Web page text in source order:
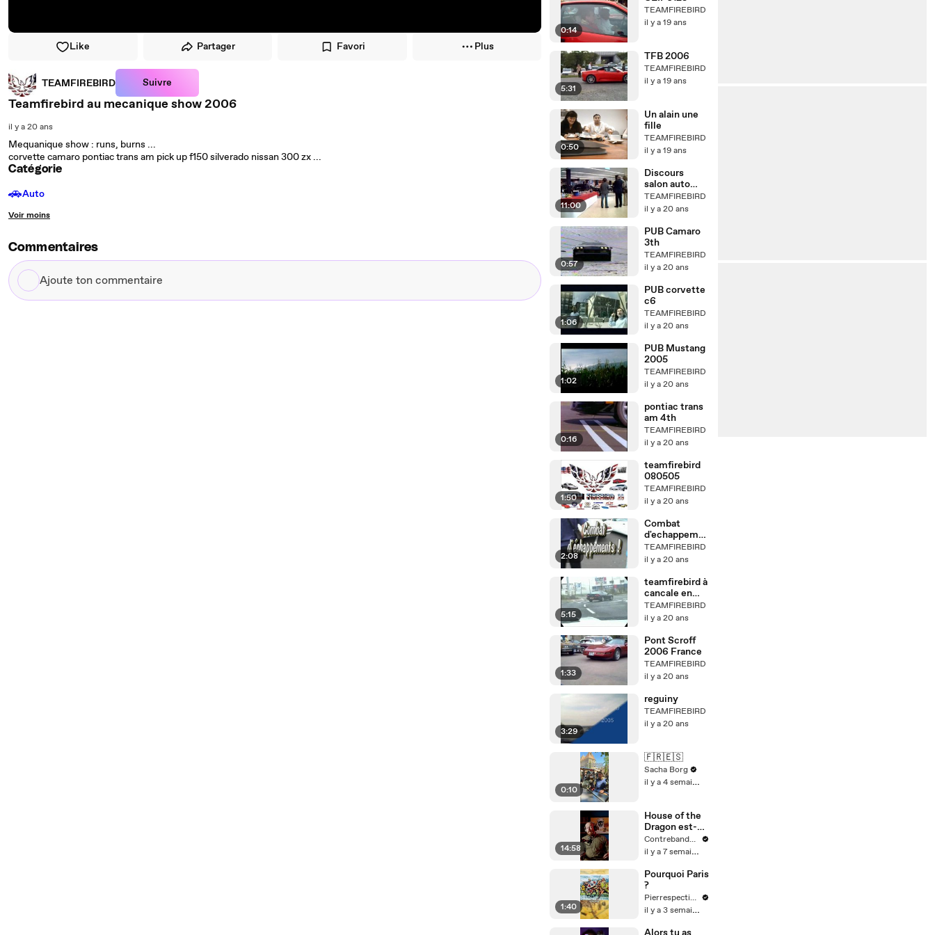
Like Partager Favori Plus
TEAMFIREBIRD Suivre
Teamfirebird au mecanique show 2006
il y a 20 ans
Mequanique show : runs, burns ...
corvette camaro pontiac trans am pick up f150 silverado nissan 300 zx ...
Catégorie
🚗Auto
Voir moins
Commentaires
Ajoute
ton
0:14
TEAMFIREBIRD
il y a 19 ans
5:31
TFB 2006
TEAMFIREBIRD
il y a 19 ans
0:50
Un alain une
fille
TEAMFIREBIRD
il y a 19 ans
11:00
Discours
salon auto
Brest
TEAMFIREBIRD
il y a 20 ans
0:57
PUB Camaro
3th
TEAMFIREBIRD
il y a 20 ans
1:06
PUB corvette
c6
TEAMFIREBIRD
il y a 20 ans
1:02
PUB Mustang
2005
TEAMFIREBIRD
il y a 20 ans
0:16
pontiac trans
am 4th
TEAMFIREBIRD
il y a 20 ans
1:50
teamfirebird
080505
TEAMFIREBIRD
il y a 20 ans
2:08
Combat
d'echappeme
nts !
TEAMFIREBIRD
il y a 20 ans
5:15
teamfirebird à
cancale en
2005
TEAMFIREBIRD
il y a 20 ans
1:33
Pont Scroff
2006 France
TEAMFIREBIRD
il y a 20 ans
3:29
reguiny
TEAMFIREBIRD
il y a 20 ans
0:10
🇫🇷🇪🇸
Sacha Borg
il y a 4 semaines
14:58
House of the
Dragon est-
elle à la
hauteur de
Thrones ?
Contrebande Films
il y a 7 semaines
1:40
Pourquoi Paris
?
Pierrespectives
il y a 3 semaines